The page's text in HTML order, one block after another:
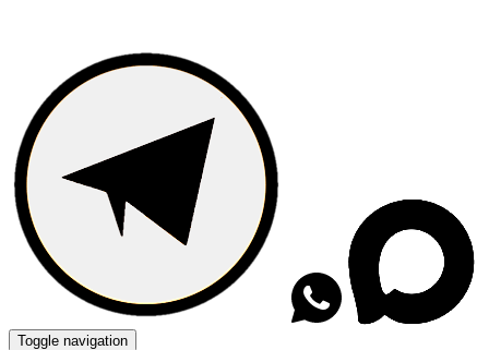
Toggle navigation